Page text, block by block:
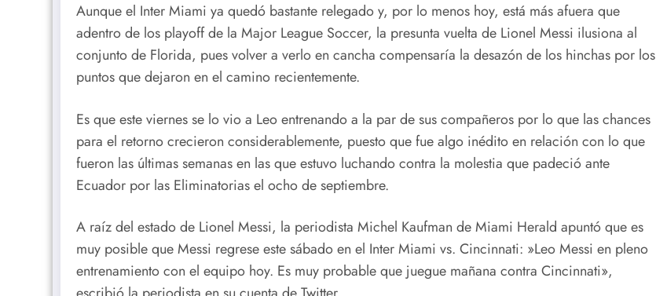
Aunque el Inter Miami ya quedó bastante relegado y, por lo menos hoy, está más afuera que
adentro de los playoff de la Major League Soccer, la presunta vuelta de Lionel Messi ilusiona al
conjunto de Florida, pues volver a verlo en cancha compensaría la desazón de los hinchas por los
puntos que dejaron en el camino recientemente.
Es que este viernes se lo vio a Leo entrenando a la par de sus compañeros por lo que las chances
para el retorno crecieron considerablemente, puesto que fue algo inédito en relación con lo que
fueron las últimas semanas en las que estuvo luchando contra la molestia que padeció ante
Ecuador por las Eliminatorias el ocho de septiembre.
A raíz del estado de Lionel Messi, la periodista Michel Kaufman de Miami Herald apuntó que es
muy posible que Messi regrese este sábado en el Inter Miami vs. Cincinnati: »Leo Messi en pleno
entrenamiento con el equipo hoy. Es muy probable que juegue mañana contra Cincinnati»,